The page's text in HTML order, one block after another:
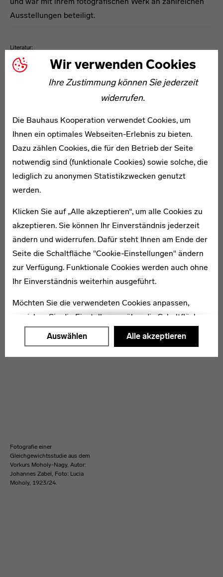
Wir verwenden Cookies
Ihre Zustimmung können Sie jederzeit
widerrufen.
Die Bauhaus Kooperation verwendet Cookies, um
Ihnen ein optimales Webseiten-Erlebnis zu bieten.
Dazu zählen Cookies, die für den Betrieb der Seite
notwendig sind (funktionale Cookies) sowie solche, die
lediglich zu anonymen Statistikzwecken genutzt
werden.
Klicken Sie auf „Alle akzeptieren“, um alle Cookies zu
akzeptieren. Sie können Ihr Einverständnis jederzeit
ändern und widerrufen. Dafür steht Ihnen am Ende der
Seite die Schaltfläche "Cookie-Einstellungen" ändern
zur Verfügung. Funktionale Cookies werden auch ohne
Ihr Einverständnis weiterhin ausgeführt.
Möchten Sie die verwendeten Cookies anpassen,
erreichen Sie die Einstellungen über die Schaltfläche
"Auswählen".
Auswählen Alle akzeptieren
Ausstellungen beteiligt.
Literatur:
· Jeannine Fiedler (1990): Fotografie am Bauhaus, Berlin.
· Bauhaus-Archiv Berlin (Hg.), Anja Guttenberger (2015): bauhaus.foto /
bauhaus.photo, Berlin.
· Lutz Schöbe (2004): Bauhaus. Fotografie aus der Sammlung der Stiftung
Lucia Moholy
Weiterführende Links
Fotografie einer
Gleichgewichtsstudie aus dem
Vorkurs Moholy-Nagy, Autor:
Johannes Zabel, Foto: Lucia
Moholy, 1923/24.